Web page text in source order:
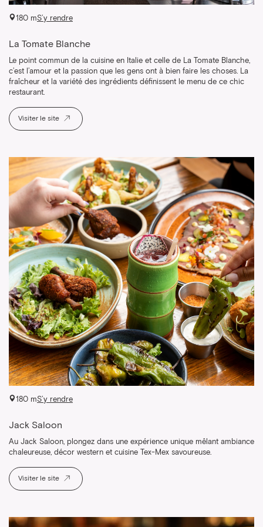
180 mS’y rendre
La Tomate Blanche
Le point commun de la cuisine en Italie et celle de La Tomate Blanche,
c’est l’amour et la passion que les gens ont à bien faire les choses. La
fraîcheur et la variété des ingrédients définissent le menu de ce chic
restaurant.
Visiter le site
180 mS’y rendre
Jack Saloon
Au Jack Saloon, plongez dans une expérience unique mêlant ambiance
chaleureuse, décor western et cuisine Tex-Mex savoureuse.
Visiter le site